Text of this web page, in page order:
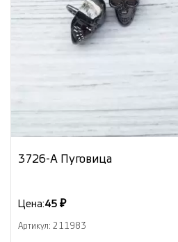
3726-А Пуговица
Цена:45 ₽
Артикул: 211983